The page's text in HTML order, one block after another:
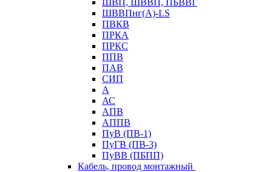
ШВП, ШВВП, ПБВВГ
ШВВПнг(А)-LS
ПВКВ
ПРКА
ПРКС
ППВ
ПАВ
СИП
А
АС
АПВ
АППВ
ПуВ (ПВ-1)
ПуГВ (ПВ-3)
ПуВВ (ПБПП)
Кабель, провод монтажный